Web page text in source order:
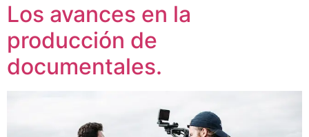
Los avances en la
producción de
documentales.